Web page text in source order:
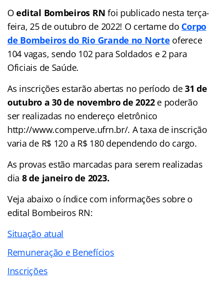
Oedital Bombeiros RN foi publicado nesta terça-
feira, 25 de outubro de 2022! O certame do Corpo
de Bombeiros do Rio Grande no Norte oferece
104 vagas, sendo 102 para Soldados e 2 para
Oficiais de Saúde.
As inscrições estarão abertas no período de31 de
outubro a 30 de novembro de 2022e poderão
ser realizadas no endereço eletrônico
http://www.comperve.ufrn.br/. A taxa de inscrição
varia de R$ 120 a R$ 180 dependendo do cargo.
As provas estão marcadas para serem realizadas
dia 8 de janeiro de 2023.
Veja abaixo o índicecom informações sobre o
edital Bombeiros RN:
Situação atual
Remuneração e Benefícios
Inscrições